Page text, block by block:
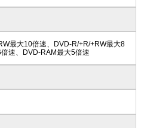
最大10倍速、DVD-R/+R/+RW最大8
速、DVD-RAM最大5倍速